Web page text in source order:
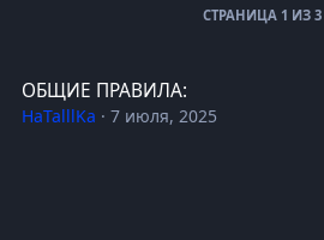
СТРАНИЦА 1 ИЗ 3
ОБЩИЕ ПРАВИЛА:
HaTalllKa ·7 июля, 2025